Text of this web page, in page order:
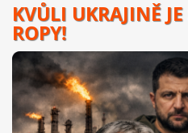
KVŮLI UKRAJINĚ
ROPY!